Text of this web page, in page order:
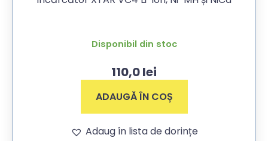
Disponibil din stoc
110,0lei
ADAUGĂ ÎN COȘ
Adaug în lista de dorințe